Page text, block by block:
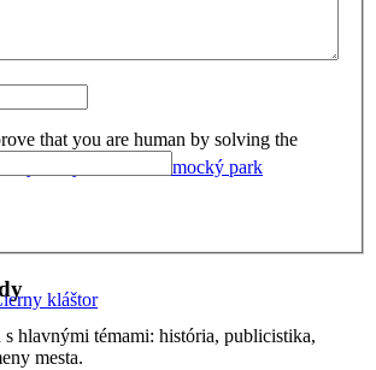
Pálffyovský zámok a zámocký park
kláštor
that you are human by solving the
hlavnými témami: história, publicistika,
mesta.